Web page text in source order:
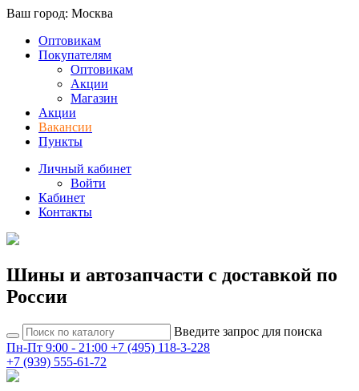
Ваш город: Москва
Оптовикам
Покупателям
Оптовикам
Акции
Магазин
Акции
Вакансии
Пункты
Личный кабинет
Войти
Кабинет
Контакты
Шины и автозапчасти с доставкой по
России
Введите запрос для поиска
Пн-Пт 9:00 - 21:00 +7 (495) 118-3-228
+7 (939) 555-61-72